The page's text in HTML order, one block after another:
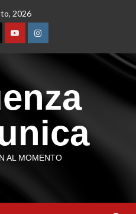
2026
AL MOMENTO